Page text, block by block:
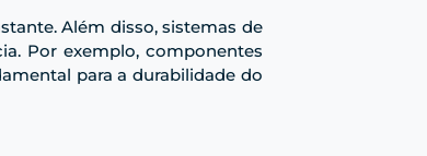
Além disso, sistemas de
Por exemplo, componentes
para a durabilidade do